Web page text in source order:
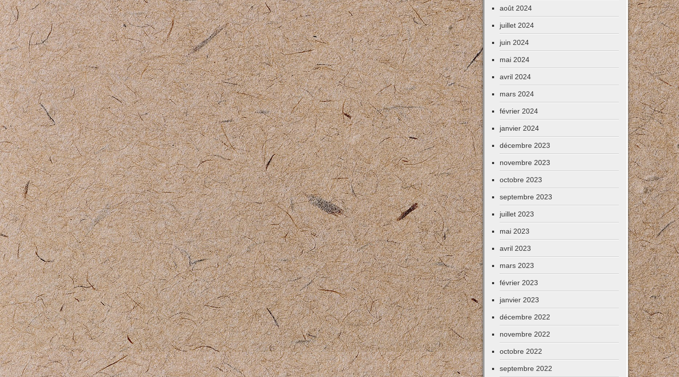
août 2024
juillet 2024
juin 2024
mai 2024
avril 2024
mars 2024
février 2024
janvier 2024
décembre 2023
novembre 2023
octobre 2023
septembre 2023
juillet 2023
mai 2023
avril 2023
mars 2023
février 2023
janvier 2023
décembre 2022
novembre 2022
octobre 2022
septembre 2022